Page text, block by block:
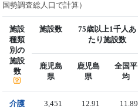
国勢調査総人口で計算）
施設
種類
別の
施設
数
施設数
75歳以上1千人あ
たり施設数
鹿児島
県
鹿児島
県
全国平
均
介護
3,451 12.91 11.89